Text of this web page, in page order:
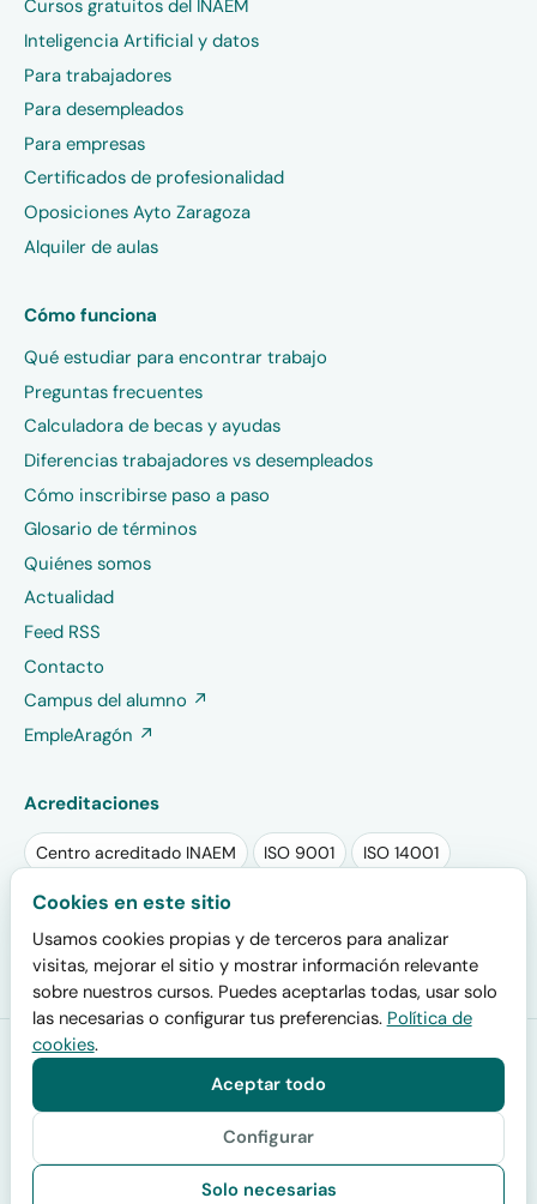
Cursos gratuitos del INAEM
Inteligencia Artificial y datos
Para trabajadores
Para desempleados
Para empresas
Certificados de profesionalidad
Oposiciones Ayto Zaragoza
Alquiler de aulas
Cómo funciona
Qué estudiar para encontrar trabajo
Preguntas frecuentes
Calculadora de becas y ayudas
Diferencias trabajadores vs desempleados
Cómo inscribirse paso a paso
Glosario de términos
Quiénes somos
Actualidad
Feed RSS
Contacto
Campus del alumno ↗
EmpleAragón ↗
Acreditaciones
Centro acreditado INAEM ISO 9001 ISO 14001
Sello RSA PLUS 2025 Sello EFR
Plan de igualdad registrado
Formación San Miguel· Centro acreditado por el INAEM (código
de centro colaborador 200000019) y por el SEPE para impartir
certificados de profesionalidad oficiales · Calle San Juan de la
Cruz 30, 50006 Zaragoza · Desde 2001.
© 2026 Centro de Estudios San Miguel. Todos los derechos reservados.
Cookies en este sitio
Usamos cookies propias y de terceros para analizar
visitas, mejorar el sitio y mostrar información relevante
sobre nuestros cursos. Puedes aceptarlas todas, usar solo
las necesarias o configurar tus preferencias. Política de
cookies.
Solo necesarias
Configurar
Aceptar todo